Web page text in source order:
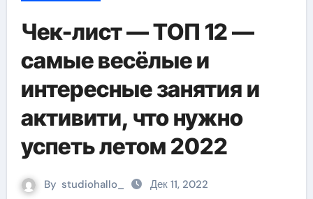
Чек-лист — ТОП 12 —
самые весёлые и
интересные занятия и
активити, что нужно
успеть летом 2022
By studiohallo_ Дек 11, 2022